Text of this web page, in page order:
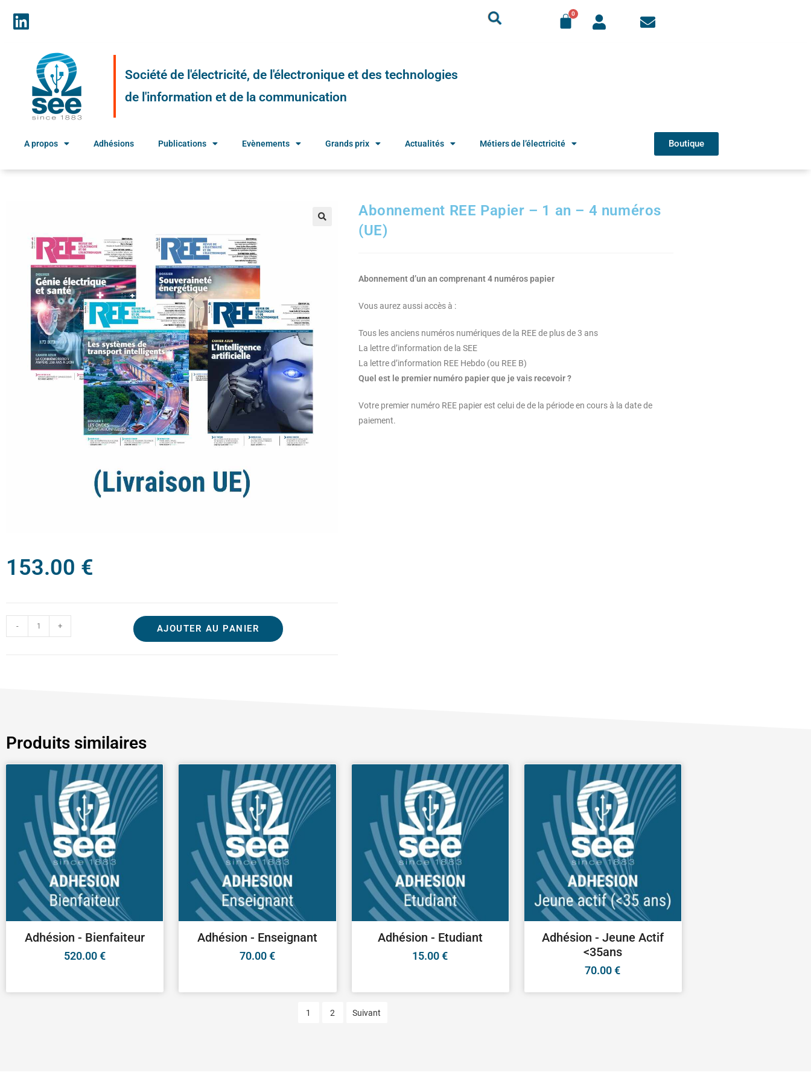
Société de l'électricité, de l'électronique et des technologies
de l'information et de la communication
A propos Adhésions Publications Evènements Grands prix Actualités Métiers de l’électricité Boutique
153.00 €
- + AJOUTER AU PANIER
Abonnement REE Papier – 1 an – 4 numéros
(UE)
Abonnement d’un an comprenant 4 numéros papier
Vous aurez aussi accès à :
Tous les anciens numéros numériques de la REE de plus de 3 ans
La lettre d’information de la SEE
La lettre d’information REE Hebdo (ou REE B)
Quel est le premier numéro papier que je vais recevoir ?
Votre premier numéro REE papier est celui de de la période en cours à la date de
paiement.
Produits similaires
Adhésion - Bienfaiteur
520.00€
Adhésion - Enseignant
70.00€
Adhésion - Etudiant
15.00€
Adhésion - Jeune Actif
<35ans
70.00€
1 2 Suivant